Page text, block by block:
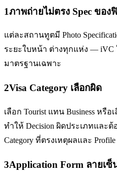
1ภาพถ่ายไม่ตรง Spec ขอ
แต่ละสถานทูตมี Photo
ระยะใบหน้า ต่างทุกแห่ง — iVC
มาตรฐานเฉพาะ
2Visa Category เลือกผิด
เลือก Tourist แทน Business หรือ
ทำให้ Decision ผิดประเภทและ
Category ที่ตรงเหตุผลและ Profile
3Application Form ลายเซ็